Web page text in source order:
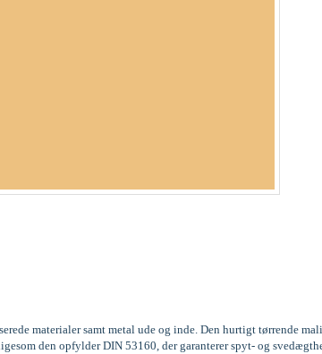
materialer samt metal ude og inde. Den hurtigt tørrende
den opfylder DIN 53160, der garanterer spyt- og